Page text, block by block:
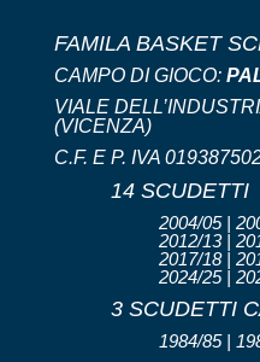
FAMILA BASKET
CAMPO DI GIOCO:
VIALE
(VICENZA)
C.F. E P. IVA
14 SCUDETTI
2004/05 |
2012/13 |
2017/18 |
2024/25 |
3 SCUDETTI
1984/85 |